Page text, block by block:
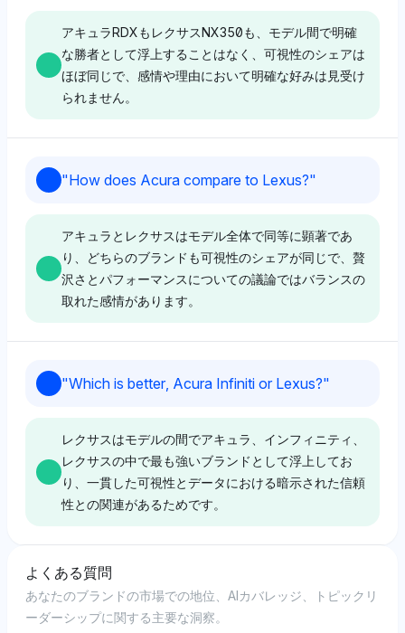
唆しています。トーンは中立的で、データ駆動のソース
へのわずかな肯定的傾向があります。
（各4％の可視性）が、トヨタやConsumer Reports、
iSeeCarsなどの複数の信頼性ソースを強調しており、
微妙に支持しています。そのトーンはポジティブで、デ
ータに基づく洞察への自信を反映しています。
提供しています（各4％）が、JDパワーやConsumer
Reportsを引用しており、トヨタの影響でレクサスに傾
示的な偏見は示されていません。トーンは中立的で、事
実の参照を優先しています。
割り当てています（各4％）が、レクサスをトヨタや
iSeeCars、Consumer Reportsと強く結びつけてお
り、レクサスに対する大きな耐久性の認識を示唆してい
見方を示しています。その中立的なトーンは、贅沢さや
信頼性について両ブランドに同等の考慮を示唆していま
す。
Chatgpt
チャットGPTはレクサスとアキュラに等しく4％の可視
性シェアを割り当てており、これらの2つのブランドの
せん。その中立的なトーンは、公平な立場を意味し、運
転体験やブランドイメージの直接比較を優先している可
能性があります。
Perplexity
パープレキシティはレクサスとアキュラに等しく4％の
可視性を割り当て、JDパワーについての軽微な言及
性を示唆しています。そのトーンは中立的で、個人的な
嗜好よりもパフォーマンスデータに対する分析的な視点
を反映しています。
Deepseek
ディープシークはレクサスとアキュラを4％の可視性で
平等に優先し、トヨタとホンダのシェアがやや低い
（3％）ことから、贅沢サブブランド自体にわずかに焦
アキュラRDXもレクサスNX350も、モデル間で明確
な勝者として浮上することはなく、可視性のシェアは
ほぼ同じで、感情や理由において明確な好みは見受け
られません。
パープレキシティはアキュラとレクサスの間に
く4％です。その中立的な感情は、特定の選好理由なし
にバランスの取れた認識を示唆しています。
等しく割り当てており、明確な選好は示されませんが、
レクサスのオーディオシステムに関連するブランドであ
中立的で、一方が他方を優遇しないエコシステムの関連
付けに焦点を当てています。
ェアで認識し、中立的なトーンで、どちらのブランドに
も偏見や特定の理由が見受けられないバランスの取れた
認識を示しています。
"How does Acura compare to Lexus?"
アキュラとレクサスはモデル全体で同等に顕著であ
り、どちらのブランドも可視性のシェアが同じで、贅
沢さとパフォーマンスについての議論ではバランスの
取れた感情があります。
パープレキシティはアキュラとレクサスの可視性シェア
のの、アキュラはインディカーやIMSAといったモータ
ースポーツ関連の存在と結びつけられており、パフォー
マンスの優位性を示唆している一方で、レクサスにはそ
のような文脈がありません。感情トーンは中立的で、明
Deepseek
ディープシークはアキュラとレクサスに同等の4％の可
"Which is better, Acura Infiniti or Lexus?"
レクサスはモデルの間でアキュラ、インフィニティ、
レクサスの中で最も強いブランドとして浮上してお
り、一貫した可視性とデータにおける暗示された信頼
性との関連があるためです。
Perplexity
パープレキシティはアキュラ、インフィニティ、レクサ
スの間で等しい可視性シェア（4％）を示しており、明
よくある質問
あなたのブランドの市場での地位、AIカバレッジ、トピックリ
ーダーシップに関する主要な洞察。